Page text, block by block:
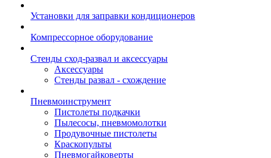
Установки для заправки кондиционеров
Компрессорное оборудование
Стенды сход-развал и аксессуары
Аксессуары
Стенды развал - схождение
Пневмоинструмент
Пистолеты подкачки
Пылесосы, пневмомолотки
Продувочные пистолеты
Краскопульты
Пневмогайковерты